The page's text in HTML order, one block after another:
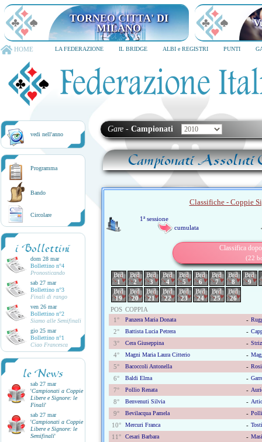
TORNEO CITTA' DI MILANO
6-8 dicembre 2026
HOME LA FEDERAZIONE IL BRIDGE ALBI e REGISTRI PUNTI
vedi nell'anno
Programma
Bando
Circolare
i Bollettini
dom 28 mar
Bollettino n°4
Pronosticando
sab 27 mar
Bollettino n°3
Finali di rango
ven 26 mar
Bollettino n°2
Siamo alle Semifinali
gio 25 mar
Bollettino n°1
Ciao Francesca
le News
sab 27 mar
'Campionati a Coppie
Libere e Signore: le
Finali'
sab 27 mar
'Campionati a Coppie
Libere e Signore: le
Semifinali'
Gare - Campionati
Campionati Assoluti
Classifiche - Coppie
1ª sessione
cumulata
Classifica
(22
Brd
1
Brd
2
Brd
3
Brd
4
Brd
5
Brd
6
Brd
7
Brd
8
Brd
9
Brd
19
Brd
20
Brd
21
Brd
22
Brd
23
Brd
24
Brd
25
Brd
26
POS COPPIA
1°
Panzera Maria Donata -
2° Battista Lucia Petrera -
3° Cera Giuseppina -
4° Magni Maria Laura Citterio -
5° Bacoccoli Antonella -
6° Baldi Elma -
7° Pollio Renata -
8° Benvenuti Silvia -
9° Bevilacqua Pamela -
10° Mercuri Franca -
11° Cesari Barbara -